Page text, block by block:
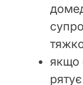
якщо